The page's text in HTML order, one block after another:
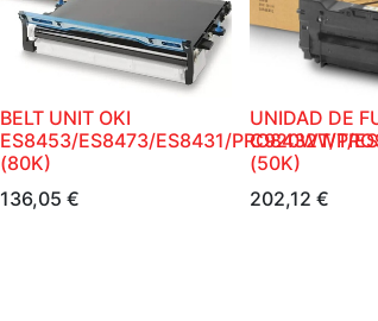
BELT UNIT OKI
ES8453/ES8473/ES8431/PRO8432WT/
(80K)
136,05 €
UNIDAD DE
C920WT/
(50K)
202,12 €